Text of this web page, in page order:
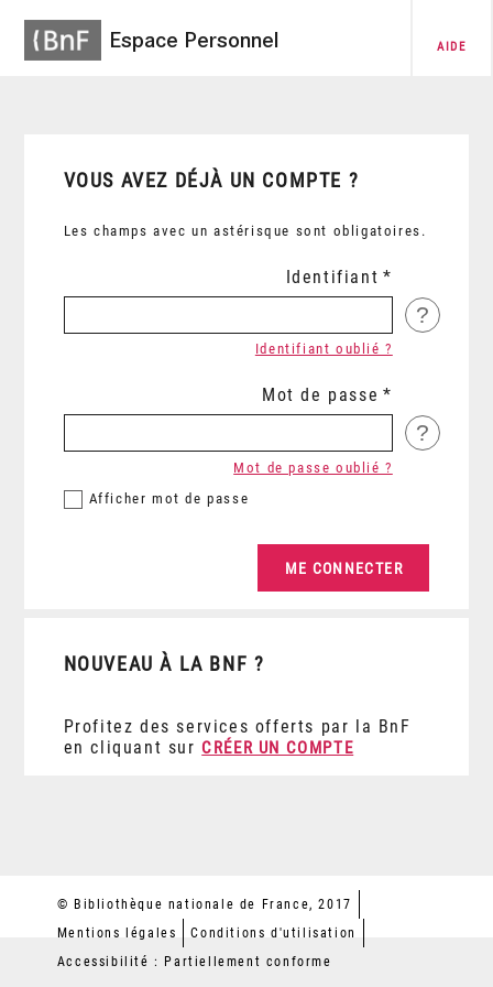
Espace Personnel AIDE
VOUS AVEZ DÉJÀ UN COMPTE ?
Les champs avec un astérisque sont obligatoires.
Identifiant
?
Identifiant oublié ?
Mot de passe
?
Afficher mot de passe
Mot de passe oublié ?
NOUVEAU À LA BNF ?
Profitez des services offerts par la BnF
en cliquant sur CRÉER UN COMPTE
© Bibliothèque nationale de France, 2017
Mentions légales
Conditions d'utilisation
Accessibilité : Partiellement conforme